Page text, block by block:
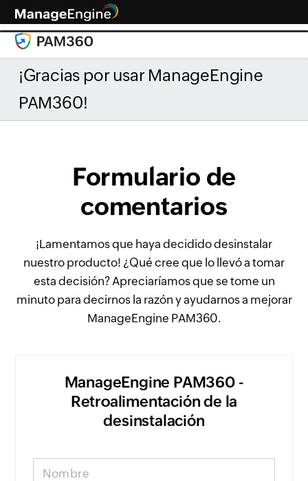
¡Gracias por usar ManageEngine
PAM360!
Formulario de
comentarios
¡Lamentamos que haya decidido desinstalar
nuestro producto! ¿Qué cree que lo llevó a tomar
esta decisión? Apreciaríamos que se tome un
minuto para decirnos la razón y ayudarnos a mejorar
ManageEngine PAM360.
ManageEngine PAM360 -
Retroalimentación de la
desinstalación
Nombre